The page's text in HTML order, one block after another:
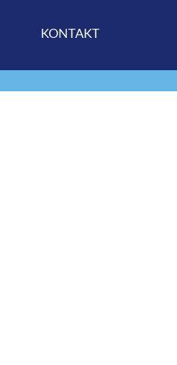
KONTAKT